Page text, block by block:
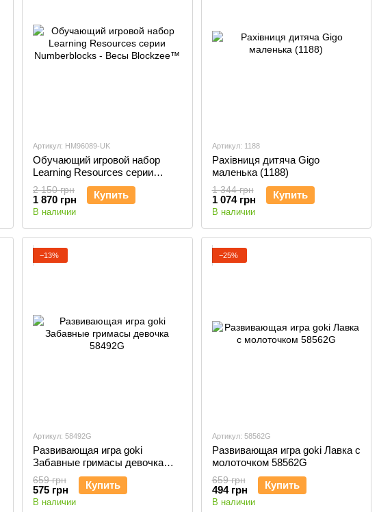
Артикул: HM96089-UK
Обучающий игровой набор
Learning Resources серии
Numberblocks - Весы
Blockzee™
2 150 грн
1 870 грн Купить
В наличии
Артикул: 1188
Рахівниця дитяча Gigo
маленька (1188)
1 344 грн
1 074 грн Купить
В наличии
−13%
Артикул: 58492G
Развивающая игра goki
Забавные гримасы девочка
58492G
659 грн
575 грн Купить
В наличии
−25%
Артикул: 58562G
Развивающая игра goki Лавка с
молоточком 58562G
659 грн
494 грн Купить
В наличии